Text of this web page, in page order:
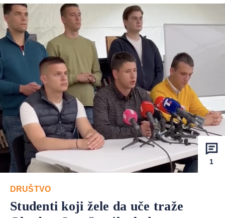
1
DRUŠTVO
Studenti koji žele da uče traže